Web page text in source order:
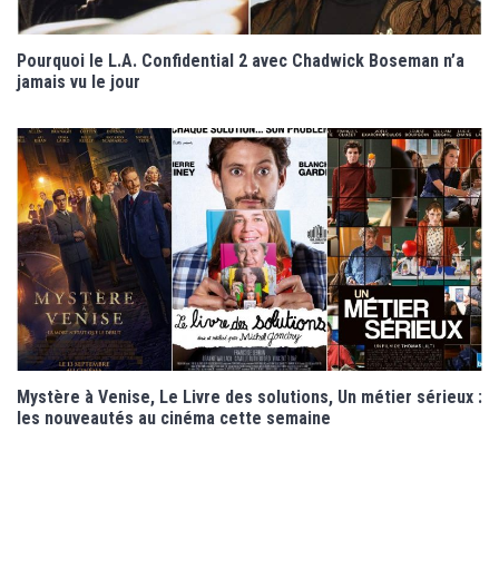
Pourquoi le L.A. Confidential 2 avec Chadwick Boseman n’a
jamais vu le jour
Mystère à Venise, Le Livre des solutions, Un métier sérieux :
les nouveautés au cinéma cette semaine